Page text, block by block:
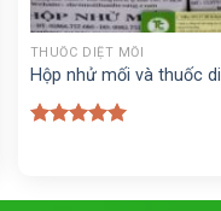
+
THUỐC DIỆT MỐI
Hộp nhử mối và thuốc